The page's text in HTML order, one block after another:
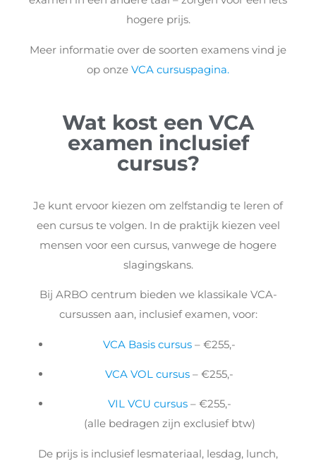
hogere prijs.
Meer informatie over de soorten examens vind je
op onze VCA cursuspagina.
Wat kost een VCA
examen inclusief
cursus?
Je kunt ervoor kiezen om zelfstandig te leren of
een cursus te volgen. In de praktijk kiezen veel
mensen voor een cursus, vanwege de hogere
slagingskans.
Bij ARBO centrum bieden we klassikale VCA-
cursussen aan, inclusief examen, voor:
VCA Basis cursus – €255,-
VCA VOL cursus – €255,-
VIL VCU cursus– €255,-
(alle bedragen zijn exclusief btw)
De prijs is inclusief lesmateriaal, lesdag, lunch,